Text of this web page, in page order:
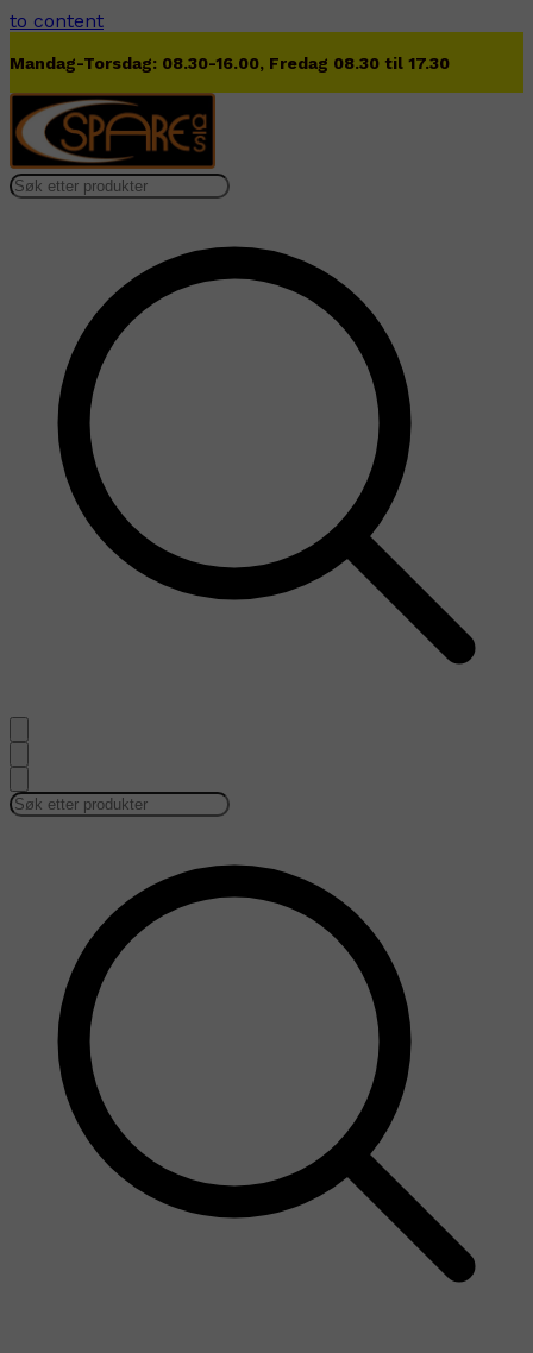
to content
Lørdag 09.00-13.00